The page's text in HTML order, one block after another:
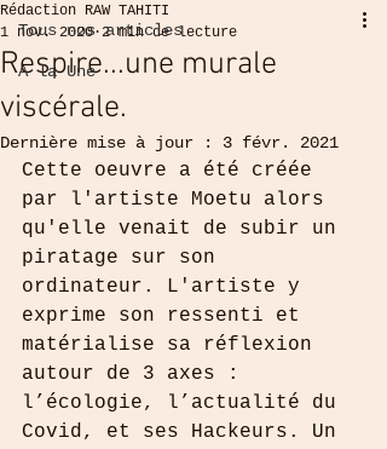
Tous nos articles
A la Une
Respire...une murale
viscérale.
Rédaction RAW TAHITI
1 nov. 2020 2 min de lecture
Dernière mise à jour : 3 févr. 2021
Cette oeuvre a été créée
par l'artiste Moetu alors
qu'elle venait de subir un
piratage sur son
ordinateur. L'artiste y
exprime son ressenti et
matérialise sa réflexion
autour de 3 axes :
l’écologie, l’actualité du
Covid, et ses Hackeurs. Un